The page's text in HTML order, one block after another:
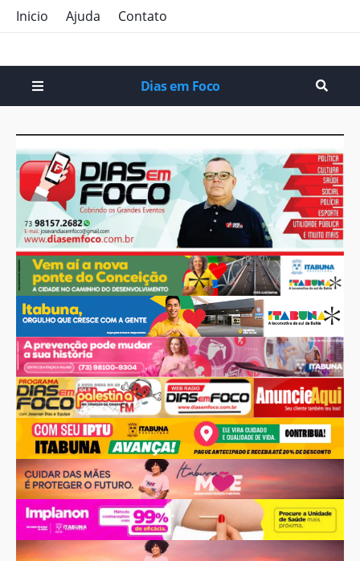
Inicio Ajuda Contato
Dias em Foco